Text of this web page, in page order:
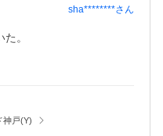
sha********さん
。
神戸(Y)